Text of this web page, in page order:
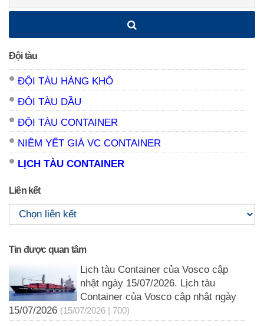
Đội tàu
ĐỘI TÀU HÀNG KHÔ
ĐỘI TÀU DẦU
ĐỘI TÀU CONTAINER
NIÊM YẾT GIÁ VC CONTAINER
LỊCH TÀU CONTAINER
Liên kết
Tin được quan tâm
Lịch tàu Container của Vosco cập
nhật ngày 15/07/2026. Lịch tàu
Container của Vosco cập nhật ngày
15/07/2026 (15/07/2026 | 700)